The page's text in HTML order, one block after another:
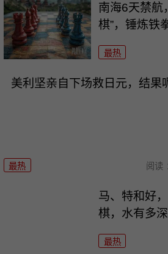
南海6天禁航
棋”，锤炼铁
最热
美利坚亲自下场救日元，结果
最热 阅读
马、特和好
棋，水有多深
最热